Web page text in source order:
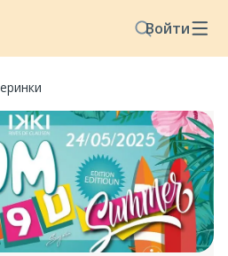
Войти